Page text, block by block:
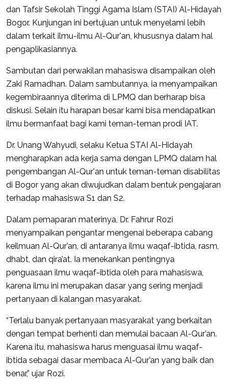
dan Tafsir Sekolah Tinggi Agama Islam (STAI) Al-Hidayah
Bogor. Kunjungan ini bertujuan untuk menyelami lebih
dalam terkait ilmu-ilmu Al-Qur'an, khususnya dalam hal
pengaplikasiannya.
Sambutan dari perwakilan mahasiswa disampaikan oleh
Zaki Ramadhan. Dalam sambutannya, ia menyampaikan
kegembiraannya diterima di LPMQ dan berharap bisa
diskusi. Selain itu harapan besar kami bisa mendapatkan
ilmu bermanfaat bagi kami teman-teman prodi IAT.
Dr. Unang Wahyudi, selaku Ketua STAI Al-Hidayah
mengharapkan ada kerja sama dengan LPMQ dalam hal
pengembangan Al-Qur'an untuk teman-teman disabilitas
di Bogor yang akan diwujudkan dalam bentuk pengajaran
terhadap mahasiswa S1 dan S2.
Dalam pemaparan materinya, Dr. Fahrur Rozi
menyampaikan pengantar mengenai beberapa cabang
keilmuan Al-Qur’an, di antaranya ilmu waqaf-ibtida, rasm,
dhabt, dan qira’at. Ia menekankan pentingnya
penguasaan ilmu waqaf-ibtida oleh para mahasiswa,
karena ilmu ini merupakan dasar yang sering menjadi
pertanyaan di kalangan masyarakat.
“Terlalu banyak pertanyaan masyarakat yang berkaitan
dengan tempat berhenti dan memulai bacaan Al-Qur’an.
Karena itu, mahasiswa harus menguasai ilmu waqaf-
ibtida sebagai dasar membaca Al-Qur’an yang baik dan
benar,” ujar Rozi.